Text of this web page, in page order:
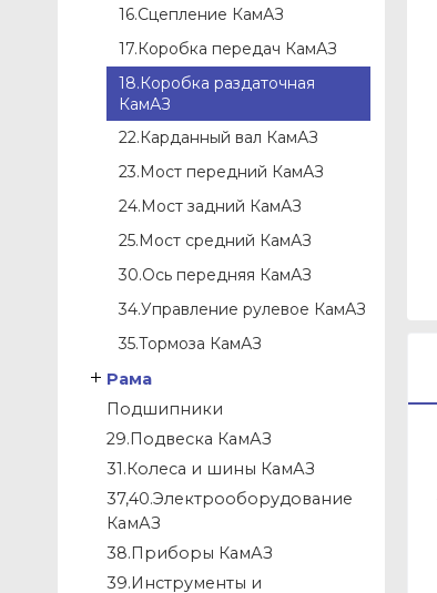
16.Сцепление КамАЗ
17.Коробка передач КамАЗ
18.Коробка раздаточная
КамАЗ
22.Карданный вал КамАЗ
23.Мост передний КамАЗ
24.Мост задний КамАЗ
25.Мост средний КамАЗ
30.Ось передняя КамАЗ
34.Управление рулевое КамАЗ
35.Тормоза КамАЗ
Рама
Подшипники
29.Подвеска КамАЗ
31.Колеса и шины КамАЗ
37,40.Электрооборудование
КамАЗ
38.Приборы КамАЗ
39.Инструменты и